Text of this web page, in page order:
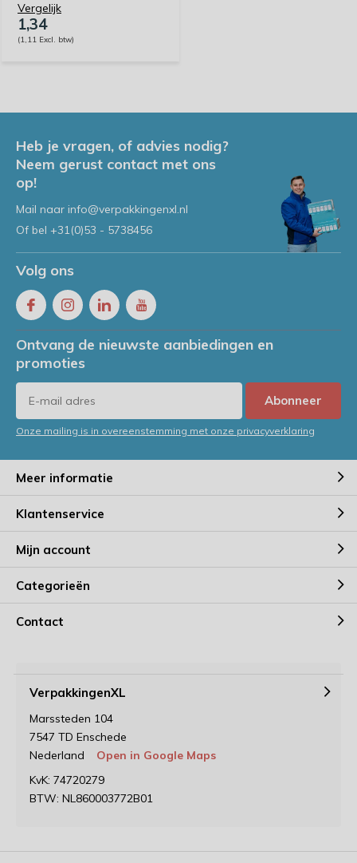
Vergelijk
1,34
(1,11 Excl. btw)
Heb je vragen, of advies nodig?
Neem gerust contact met ons
op!
Mail naar info@verpakkingenxl.nl
Of bel +31(0)53 - 5738456
Volg ons
Ontvang de nieuwste aanbiedingen en
promoties
Abonneer
Onze mailing is in overeenstemming met onze privacyverklaring
Meer informatie
Klantenservice
Mijn account
Categorieën
Contact
VerpakkingenXL
Marssteden 104
7547 TD Enschede
Nederland
Open in Google Maps
KvK: 74720279
BTW: NL860003772B01